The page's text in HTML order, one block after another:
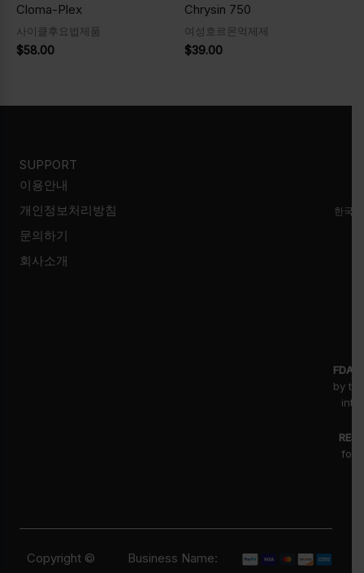
Cloma-Plex
사이클후요법제품
$58.00
Chrysin 750
여성호르몬억제제
$39.00
SUPPORT
이용안내
개인정보처리방침
문의하기
회사소개
한국
FDA
by
for
Copyright ©
Business Name: